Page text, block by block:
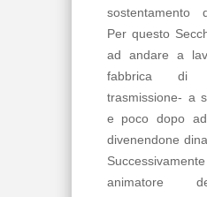
sostentamento
Per questo
ad andare a
fabbrica di
trasmissione- a
e poco dopo
divenendone
animatore